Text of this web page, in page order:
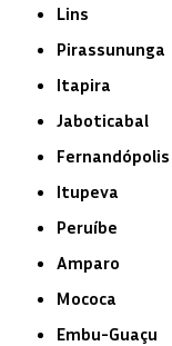
Lins
Pirassununga
Itapira
Jaboticabal
Fernandópolis
Itupeva
Peruíbe
Amparo
Mococa
Embu-Guaçu